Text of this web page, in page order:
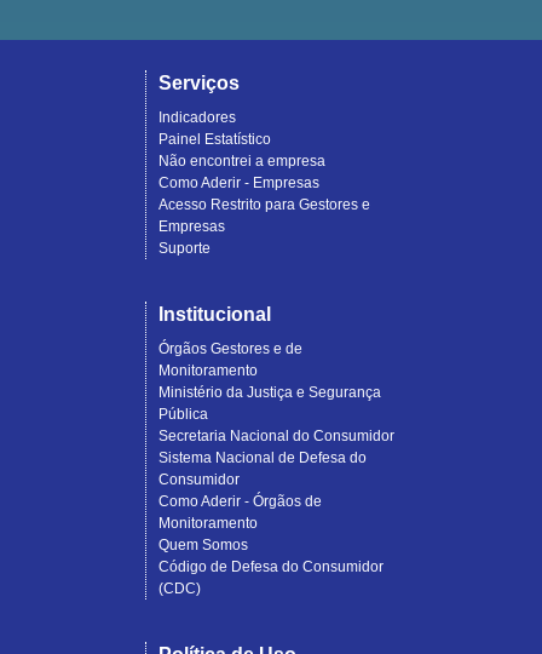
Serviços
Indicadores
Painel Estatístico
Não encontrei a empresa
Como Aderir - Empresas
Acesso Restrito para Gestores e
Empresas
Suporte
Institucional
Órgãos Gestores e de
Monitoramento
Ministério da Justiça e Segurança
Pública
Secretaria Nacional do Consumidor
Sistema Nacional de Defesa do
Consumidor
Como Aderir - Órgãos de
Monitoramento
Quem Somos
Código de Defesa do Consumidor
(CDC)